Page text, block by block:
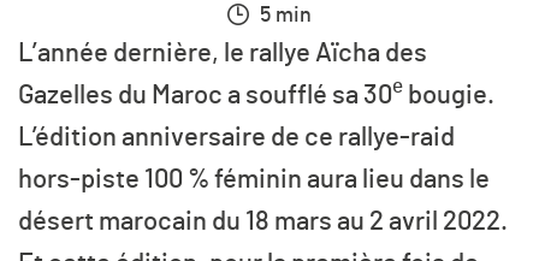
5 min
L’année dernière, le rallye Aïcha des
Gazelles du Maroc a soufflé sa 30e bougie.
L’édition anniversaire de ce rallye-raid
hors-piste 100 % féminin aura lieu dans le
désert marocain du 18 mars au 2 avril 2022.